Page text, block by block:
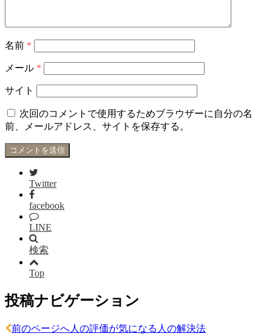
名前 *
メール *
サイト
次回のコメントで使用するためブラウザーに自分の名
前、メールアドレス、サイトを保存する。
Twitter
facebook
LINE
検索
Top
投稿ナビゲーション
前のページへ人の評価が気になる人の解決法